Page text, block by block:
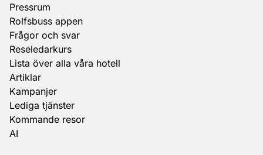
Pressrum
Rolfsbuss appen
Frågor och svar
Reseledarkurs
Lista över alla våra hotell
Artiklar
Kampanjer
Lediga tjänster
Kommande resor
AI